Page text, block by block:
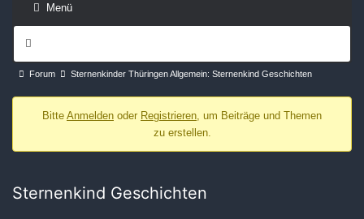
Menü
Navigation
Forum-
Forum Sternenkinder Thüringen Allgemein: Sternenkind Geschichten
Bitte Anmelden oder Registrieren, um Beiträge und Themen
zu erstellen.
Sternenkind Geschichten